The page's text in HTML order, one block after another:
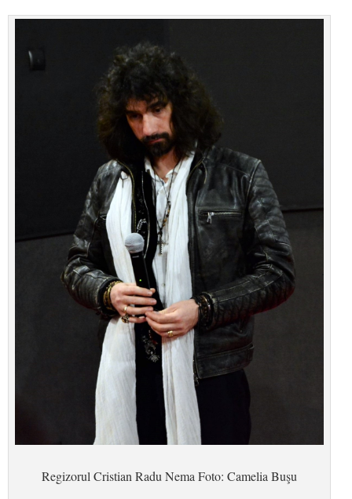
Regizorul Cristian Radu Nema Foto: Camelia Buşu